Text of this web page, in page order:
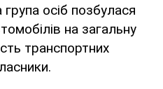
осіб позбулася
на загальну
транспортних